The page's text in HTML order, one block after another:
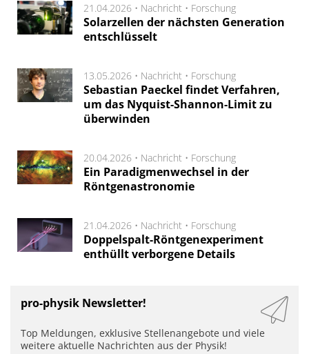
21.04.2026 • Nachricht • Forschung
Solarzellen der nächsten Generation
entschlüsselt
13.05.2026 • Nachricht • Forschung
Sebastian Paeckel findet Verfahren,
um das Nyquist-Shannon-Limit zu
überwinden
20.04.2026 • Nachricht • Forschung
Ein Paradigmenwechsel in der
Röntgenastronomie
21.04.2026 • Nachricht • Forschung
Doppelspalt-Röntgenexperiment
enthüllt verborgene Details
pro-physik Newsletter!
Top Meldungen, exklusive Stellenangebote und viele
weitere aktuelle Nachrichten aus der Physik!